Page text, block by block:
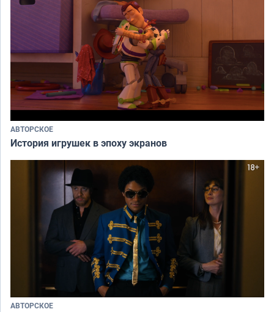
АВТОРСКОЕ
История игрушек в эпоху экранов
АВТОРСКОЕ